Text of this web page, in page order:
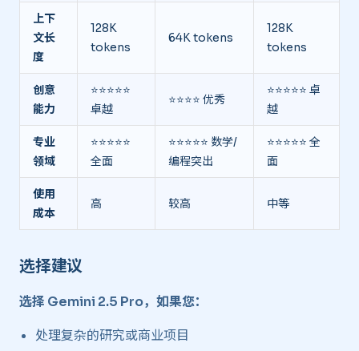
上下
文长
度
128K
tokens
64K tokens
128K
tokens
创意
能力
⭐⭐⭐⭐⭐
卓越
⭐⭐⭐⭐ 优秀
⭐⭐⭐⭐⭐ 卓
越
专业
领域
⭐⭐⭐⭐⭐
全面
⭐⭐⭐⭐⭐ 数学/
编程突出
⭐⭐⭐⭐⭐ 全
面
使用
成本
高 较高 中等
选择建议 ​
选择 Gemini 2.5 Pro，如果您：
处理复杂的研究或商业项目